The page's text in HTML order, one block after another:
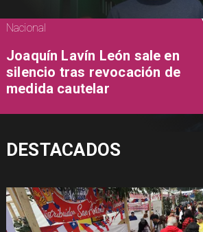
Nacional
Joaquín Lavín León sale en
silencio tras revocación de
medida cautelar
DESTACADOS